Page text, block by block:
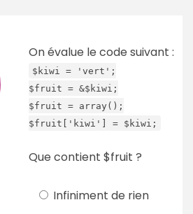
On évalue le code suivant :
$kiwi = 'vert';
$fruit = &$kiwi;
$fruit = array();
$fruit['kiwi'] = $kiwi;
Que contient $fruit ?
Infiniment de rien